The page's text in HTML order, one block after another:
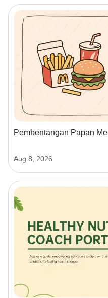
Pembentangan Papan
Aug 8, 2026